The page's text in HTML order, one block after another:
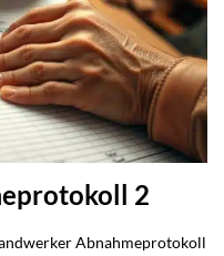
2
Abnahmeprotokoll